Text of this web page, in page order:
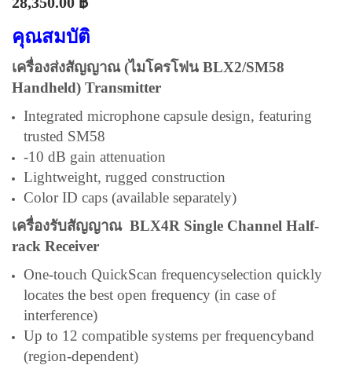
คุณสมบัติ
เครื่องส่งสัญญาณ (ไมโครโฟน BLX2/SM58
Handheld) Transmitter
Integrated microphone capsule design, featuring
trusted SM58
-10 dB gain attenuation
Lightweight, rugged construction
Color ID caps (available separately)
เครื่องรับสัญญาณ BLX4R Single Channel Half-
rack Receiver
One-touch QuickScan frequencyselection quickly
locates the best open frequency (in case of
interference)
Up to 12 compatible systems per frequencyband
(region-dependent)